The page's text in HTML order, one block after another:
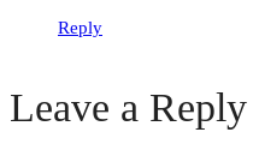
Reply
Leave a Reply